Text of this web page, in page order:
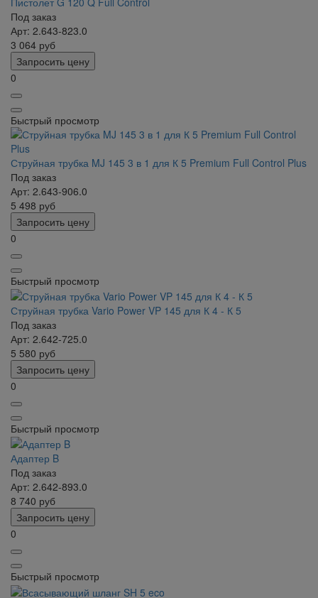
Под заказ
Арт: 2.643-823.0
3 064 руб
Запросить цену
0
Быстрый просмотр
Струйная трубка MJ 145 3 в 1 для К 5 Premium Full Control Plus
Под заказ
Арт: 2.643-906.0
5 498 руб
Запросить цену
0
Быстрый просмотр
Струйная трубка Vario Power VP 145 для К 4 - К 5
Под заказ
Арт: 2.642-725.0
5 580 руб
Запросить цену
0
Быстрый просмотр
Адаптер B
Под заказ
Арт: 2.642-893.0
8 740 руб
Запросить цену
0
Быстрый просмотр